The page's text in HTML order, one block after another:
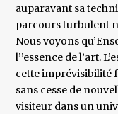
auparavant sa
parcours turbulent
Nous voyons
l’’essence de l’art.
cette imprévisibilité
sans cesse de
visiteur dans un